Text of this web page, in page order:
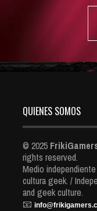
QUIENES SOMOS
© 2025
rights reserved.
Medio
cultura geek. /
and geek culture.
📧